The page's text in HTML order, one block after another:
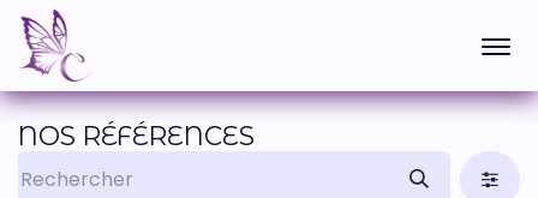
NOS RÉFÉRENCES